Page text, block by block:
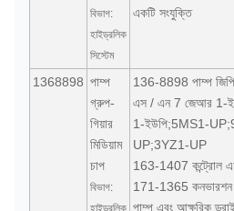
বিভাগ:
হাইড্রলিক
সিস্টেম
একটি সংযুক্তি
1368898 পাম্প
গ্রুপ-
গিয়ার
মিডিয়াম
চাপ
বিভাগ:
হাইড্রলিক
136-8898 পাম্প
এস / এন 7 জেআর 1-
1-ইউপি;5MS1-
UP;3YZ1-UP
163-1407 কন্ট্রোল
171-1365
পাম্প এবং আক্ষরিক